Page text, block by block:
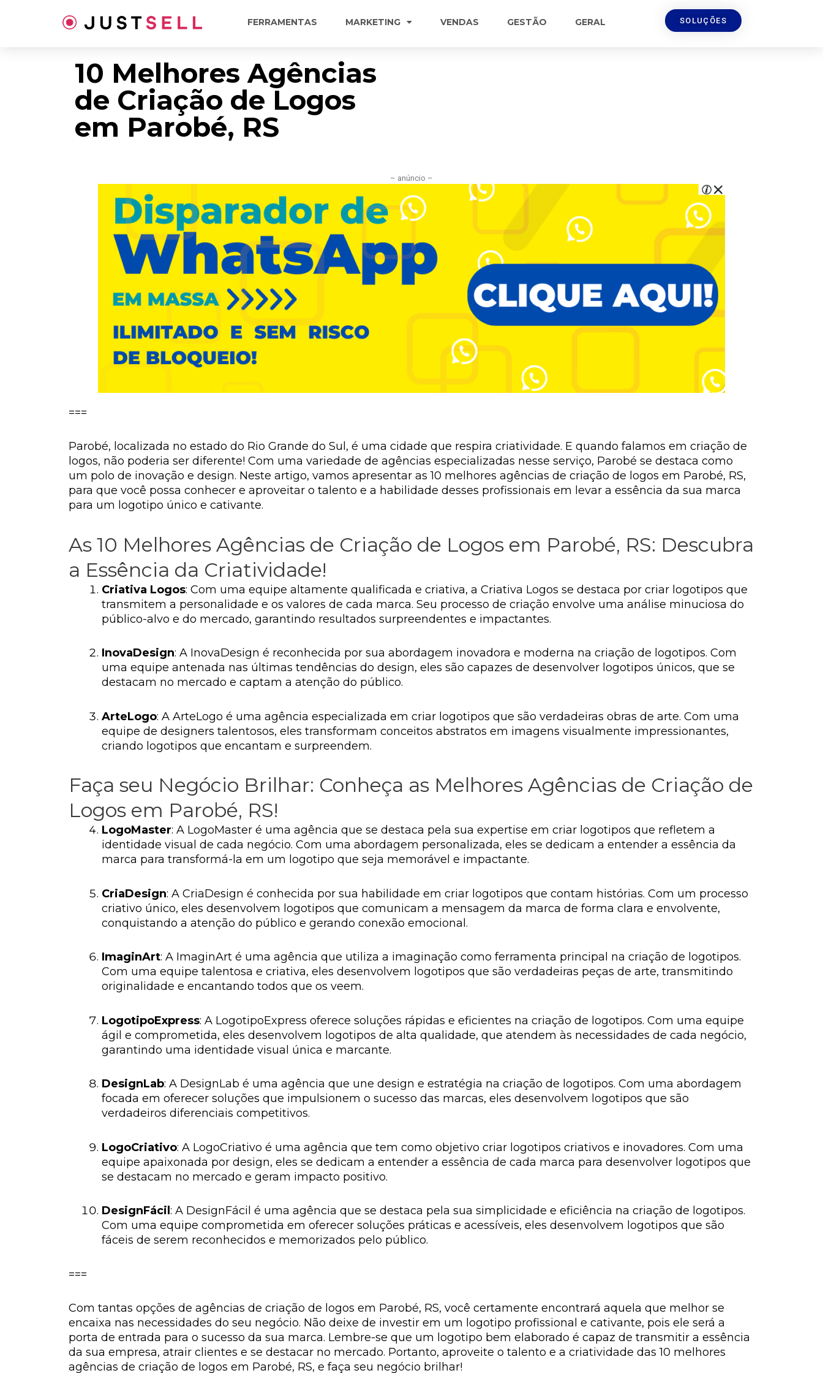
FERRAMENTAS MARKETING VENDAS GESTÃO GERAL SOLUÇÕES
10 Melhores Agências
de Criação de Logos
em Parobé, RS
– anúncio –
===
Parobé, localizada no estado do Rio Grande do Sul, é uma cidade que respira criatividade. E quando falamos em criação de
logos, não poderia ser diferente! Com uma variedade de agências especializadas nesse serviço, Parobé se destaca como
um polo de inovação e design. Neste artigo, vamos apresentar as 10 melhores agências de criação de logos em Parobé, RS,
para que você possa conhecer e aproveitar o talento e a habilidade desses profissionais em levar a essência da sua marca
para um logotipo único e cativante.
As 10 Melhores Agências de Criação de Logos em Parobé, RS: Descubra
a Essência da Criatividade!
Criativa Logos: Com uma equipe altamente qualificada e criativa, a Criativa Logos se destaca por criar logotipos que
transmitem a personalidade e os valores de cada marca. Seu processo de criação envolve uma análise minuciosa do
público-alvo e do mercado, garantindo resultados surpreendentes e impactantes.
InovaDesign: A InovaDesign é reconhecida por sua abordagem inovadora e moderna na criação de logotipos. Com
uma equipe antenada nas últimas tendências do design, eles são capazes de desenvolver logotipos únicos, que se
destacam no mercado e captam a atenção do público.
ArteLogo: A ArteLogo é uma agência especializada em criar logotipos que são verdadeiras obras de arte. Com uma
equipe de designers talentosos, eles transformam conceitos abstratos em imagens visualmente impressionantes,
criando logotipos que encantam e surpreendem.
Faça seu Negócio Brilhar: Conheça as Melhores Agências de Criação de
Logos em Parobé, RS!
LogoMaster: A LogoMaster é uma agência que se destaca pela sua expertise em criar logotipos que refletem a
identidade visual de cada negócio. Com uma abordagem personalizada, eles se dedicam a entender a essência da
marca para transformá-la em um logotipo que seja memorável e impactante.
CriaDesign: A CriaDesign é conhecida por sua habilidade em criar logotipos que contam histórias. Com um processo
criativo único, eles desenvolvem logotipos que comunicam a mensagem da marca de forma clara e envolvente,
conquistando a atenção do público e gerando conexão emocional.
ImaginArt: A ImaginArt é uma agência que utiliza a imaginação como ferramenta principal na criação de logotipos.
Com uma equipe talentosa e criativa, eles desenvolvem logotipos que são verdadeiras peças de arte, transmitindo
originalidade e encantando todos que os veem.
LogotipoExpress: A LogotipoExpress oferece soluções rápidas e eficientes na criação de logotipos. Com uma equipe
ágil e comprometida, eles desenvolvem logotipos de alta qualidade, que atendem às necessidades de cada negócio,
garantindo uma identidade visual única e marcante.
DesignLab: A DesignLab é uma agência que une design e estratégia na criação de logotipos. Com uma abordagem
focada em oferecer soluções que impulsionem o sucesso das marcas, eles desenvolvem logotipos que são
verdadeiros diferenciais competitivos.
LogoCriativo: A LogoCriativo é uma agência que tem como objetivo criar logotipos criativos e inovadores. Com uma
equipe apaixonada por design, eles se dedicam a entender a essência de cada marca para desenvolver logotipos que
se destacam no mercado e geram impacto positivo.
DesignFácil : A DesignFácil é uma agência que se destaca pela sua simplicidade e eficiência na criação de logotipos.
Com uma equipe comprometida em oferecer soluções práticas e acessíveis, eles desenvolvem logotipos que são
fáceis de serem reconhecidos e memorizados pelo público.
===
Com tantas opções de agências de criação de logos em Parobé, RS, você certamente encontrará aquela que melhor se
encaixa nas necessidades do seu negócio. Não deixe de investir em um logotipo profissional e cativante, pois ele será a
porta de entrada para o sucesso da sua marca. Lembre-se que um logotipo bem elaborado é capaz de transmitir a essência
da sua empresa, atrair clientes e se destacar no mercado. Portanto, aproveite o talento e a criatividade das 10 melhores
agências de criação de logos em Parobé, RS, e faça seu negócio brilhar!